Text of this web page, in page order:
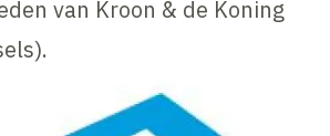
van Kroon & de Koning